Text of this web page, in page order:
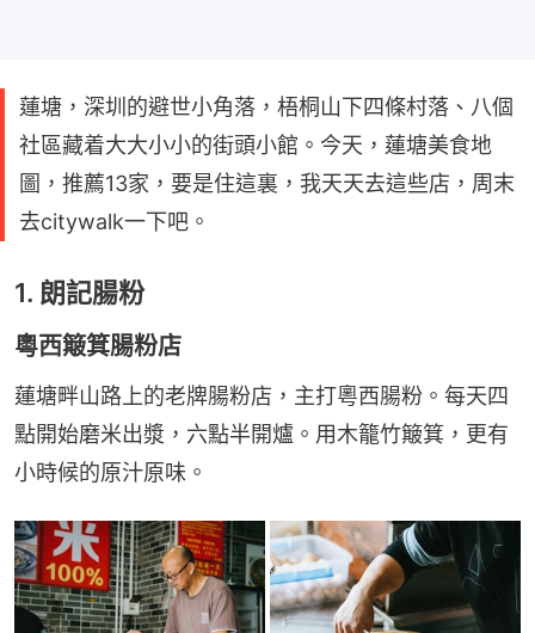
蓮塘，深圳的避世小角落，梧桐山下四條村落、八個
社區藏着大大小小的街頭小館。今天，蓮塘美食地
圖，推薦13家，要是住這裏，我天天去這些店，周末
去citywalk一下吧。
1. 朗記腸粉
粵西簸箕腸粉店
蓮塘畔山路上的老牌腸粉店，主打粵西腸粉。每天四
點開始磨米出漿，六點半開爐。用木籠竹簸箕，更有
小時候的原汁原味。